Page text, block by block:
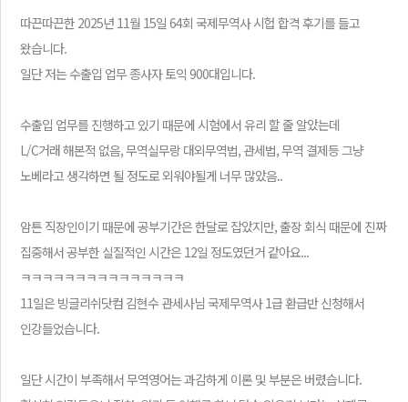
료
나
의
강
의
고
센
터
마
이
페
지
회
소
개
따끈따끈한 2025년 11월 15일 64회 국제무역사 시헙 합격 후기를 들고
왔습니다.
일단 저는 수출입 업무 종사자 토익 900대입니다.
수출입 업무를 진행하고 있기 때문에 시험에서 유리 할 줄 알았는데
L/C거래 해본적 없음, 무역실무랑 대외무역법, 관세법, 무역 결제등 그냥
노베라고 생각하면 될 정도로 외워야될게 너무 많았음..
암튼 직장인이기 때문에 공부기간은 한달로 잡았지만, 출장 회식 때문에 진짜
집중해서 공부한 실질적인 시간은 12일 정도였던거 같아요...
ㅋㅋㅋㅋㅋㅋㅋㅋㅋㅋㅋㅋㅋㅋㅋ
11일은 빙글리쉬닷컴 김현수 관세사님 국제무역사 1급 환급반 신청해서
인강들었습니다.
일단 시간이 부족해서 무역영어는 과감하게 이론 및 부분은 버렸습니다.